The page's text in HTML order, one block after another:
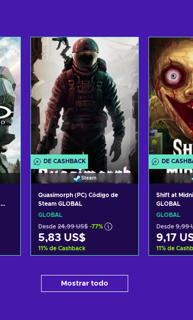
DE CASHBACK
Steam
Quasimorph (PC) Código de
Steam GLOBAL
GLOBAL
Desde 24,99 US$ -77%
5,83 US$
11% de Cashback
Ver ofertas
DE
Shift at
GLOBAL
GLOBAL
Desde 9,99
9,17
11% de
Mostrar todo